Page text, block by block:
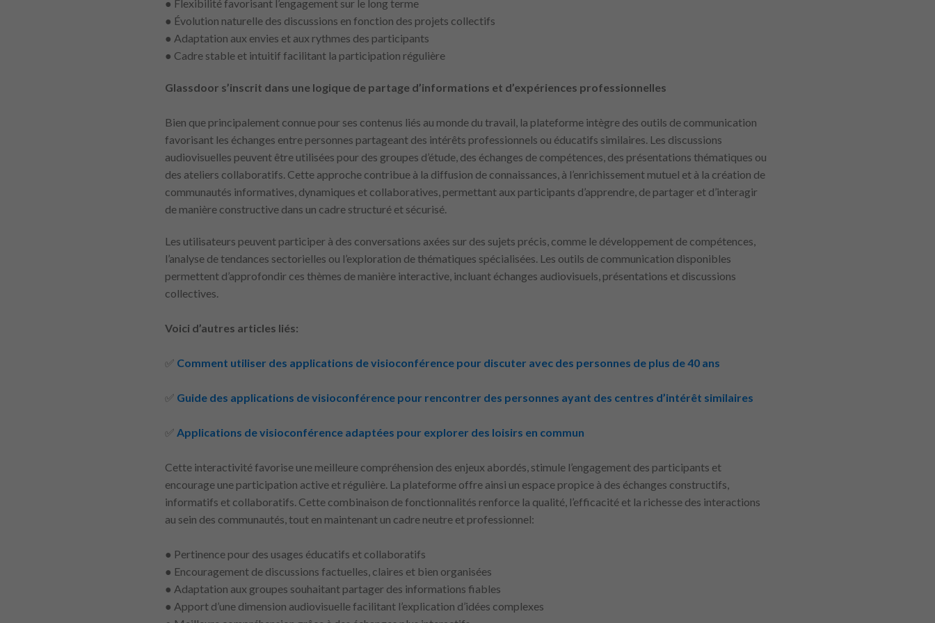
● Flexibilité favorisant l’engagement sur le long terme
● Évolution naturelle des discussions en fonction des projets collectifs
● Adaptation aux envies et aux rythmes des participants
● Cadre stable et intuitif facilitant la participation régulière
Glassdoor s’inscrit dans une logique de partage d’informations et d’expériences professionnelles
Bien que principalement connue pour ses contenus liés au monde du travail, la plateforme intègre des outils de communication
favorisant les échanges entre personnes partageant des intérêts professionnels ou éducatifs similaires. Les discussions
audiovisuelles peuvent être utilisées pour des groupes d’étude, des échanges de compétences, des présentations thématiques ou
des ateliers collaboratifs. Cette approche contribue à la diffusion de connaissances, à l’enrichissement mutuel et à la création de
communautés informatives, dynamiques et collaboratives, permettant aux participants d’apprendre, de partager et d’interagir
de manière constructive dans un cadre structuré et sécurisé.
Les utilisateurs peuvent participer à des conversations axées sur des sujets précis, comme le développement de compétences,
l’analyse de tendances sectorielles ou l’exploration de thématiques spécialisées. Les outils de communication disponibles
permettent d’approfondir ces thèmes de manière interactive, incluant échanges audiovisuels, présentations et discussions
collectives.
Voici d’autres articles liés:
✅ Comment utiliser des applications de visioconférence pour discuter avec des personnes de plus de 40 ans
✅ Guide des applications de visioconférence pour rencontrer des personnes ayant des centres d’intérêt similaires
✅ Applications de visioconférence adaptées pour explorer des loisirs en commun
Cette interactivité favorise une meilleure compréhension des enjeux abordés, stimule l’engagement des participants et
encourage une participation active et régulière. La plateforme offre ainsi un espace propice à des échanges constructifs,
informatifs et collaboratifs. Cette combinaison de fonctionnalités renforce la qualité, l’efficacité et la richesse des interactions
au sein des communautés, tout en maintenant un cadre neutre et professionnel:
● Pertinence pour des usages éducatifs et collaboratifs
● Encouragement de discussions factuelles, claires et bien organisées
● Adaptation aux groupes souhaitant partager des informations fiables
● Apport d’une dimension audiovisuelle facilitant l’explication d’idées complexes